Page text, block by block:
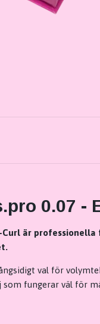
0.07 -
Curl är
val för
som fungerar väl för